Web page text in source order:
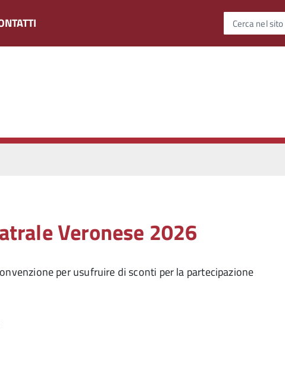
Cerca nel sito
Veronese 2026
per usufruire di sconti per la partecipazione